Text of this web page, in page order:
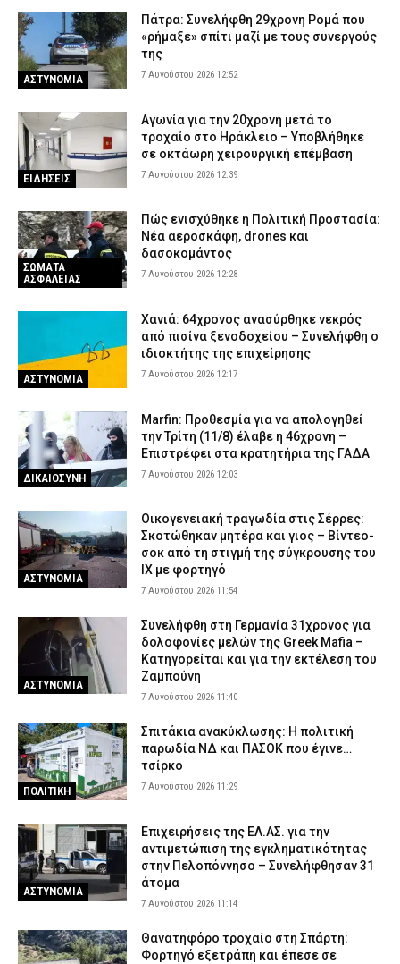
στην Αττική – Αναλυτικά ώρες και οδοί
ΕΙΔΗΣΕΙΣ 7 Αυγούστου 2026 04:00
Χανιά: Νεκρός 81χρονος που ανασύρθηκε χωρίς τις αισθήσεις
του από παραλία
ΑΣΤΥΝΟΜΙΑ
Πάτρα: Συνελήφθη 29χρονη Ρομά που
«ρήμαξε» σπίτι μαζί με τους συνεργούς
της
7 Αυγούστου 2026 12:52
ΕΙΔΗΣΕΙΣ
Αγωνία για την 20χρονη μετά το
τροχαίο στο Ηράκλειο – Υποβλήθηκε
σε οκτάωρη χειρουργική επέμβαση
7 Αυγούστου 2026 12:39
ΣΩΜΑΤΑ
ΑΣΦΑΛΕΙΑΣ
Πώς ενισχύθηκε η Πολιτική Προστασία:
Νέα αεροσκάφη, drones και
δασοκομάντος
7 Αυγούστου 2026 12:28
ΑΣΤΥΝΟΜΙΑ
Χανιά: 64χρονος ανασύρθηκε νεκρός
από πισίνα ξενοδοχείου – Συνελήφθη ο
ιδιοκτήτης της επιχείρησης
7 Αυγούστου 2026 12:17
ΔΙΚΑΙΟΣΥΝΗ
Marfin: Προθεσμία για να απολογηθεί
την Τρίτη (11/8) έλαβε η 46χρονη –
Επιστρέφει στα κρατητήρια της ΓΑΔΑ
7 Αυγούστου 2026 12:03
ΑΣΤΥΝΟΜΙΑ
Οικογενειακή τραγωδία στις Σέρρες:
Σκοτώθηκαν μητέρα και γιος – Βίντεο-
σοκ από τη στιγμή της σύγκρουσης του
ΙΧ με φορτηγό
7 Αυγούστου 2026 11:54
ΑΣΤΥΝΟΜΙΑ
Συνελήφθη στη Γερμανία 31χρονος για
δολοφονίες μελών της Greek Mafia –
Κατηγορείται και για την εκτέλεση του
Ζαμπούνη
7 Αυγούστου 2026 11:40
ΠΟΛΙΤΙΚΗ
Σπιτάκια ανακύκλωσης: Η πολιτική
παρωδία ΝΔ και ΠΑΣΟΚ που έγινε…
τσίρκο
7 Αυγούστου 2026 11:29
ΑΣΤΥΝΟΜΙΑ
Επιχειρήσεις της ΕΛ.ΑΣ. για την
αντιμετώπιση της εγκληματικότητας
στην Πελοπόννησο – Συνελήφθησαν 31
άτομα
7 Αυγούστου 2026 11:14
Θανατηφόρο τροχαίο στη Σπάρτη:
Φορτηγό εξετράπη και έπεσε σε